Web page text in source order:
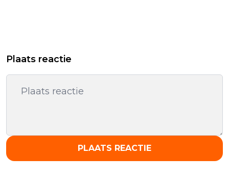
Plaats reactie
PLAATS REACTIE